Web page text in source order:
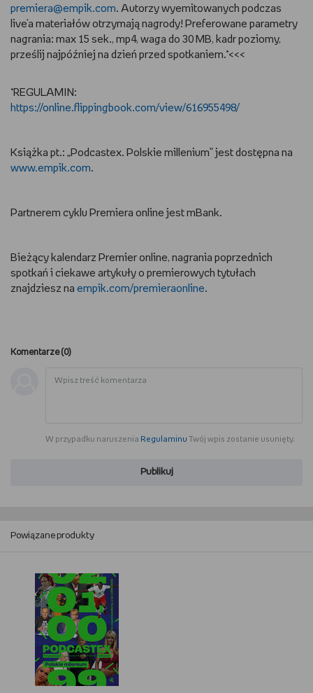
premiera@empik.com. Autorzy wyemitowanych podczas
live'a materiałów otrzymają nagrody! Preferowane parametry
nagrania: max 15 sek., mp4, waga do 30 MB, kadr poziomy,
prześlij najpóźniej na dzień przed spotkaniem.*<<<
*REGULAMIN:
https://online.flippingbook.com/view/616955498/
Książka pt.: „Podcastex. Polskie millenium” jest dostępna na
www.empik.com.
Partnerem cyklu Premiera online jest mBank.
Bieżący kalendarz Premier online, nagrania poprzednich
spotkań i ciekawe artykuły o premierowych tytułach
znajdziesz na empik.com/premieraonline.
Komentarze (0)
W przypadku naruszenia Regulaminu Twój wpis zostanie usunięty.
Publikuj
Powiązane produkty